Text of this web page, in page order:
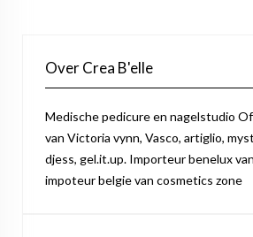
Over Crea B'elle
Medische pedicure en nagelstudio
van Victoria vynn, Vasco, artiglio,
djess, gel.it.up. Importeur benelux
impoteur belgie van cosmetics zone